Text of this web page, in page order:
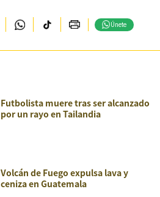
Únete
Futbolista muere tras ser alcanzado
por un rayo en Tailandia
Volcán de Fuego expulsa lava y
ceniza en Guatemala